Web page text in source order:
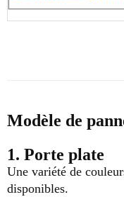
Modèle de
1. Porte plate
Une variété de
disponibles.